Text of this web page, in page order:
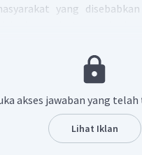
yang
ecemburuan
unculnya
, karena tidak adanya
sebagai
akses jawaban yang
Lihat Iklan